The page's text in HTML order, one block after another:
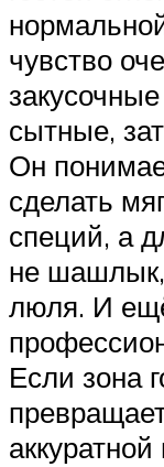
чувство
сытные,
Он
сделать
специй, а
не
люля. И
Если зона